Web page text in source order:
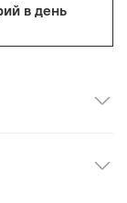
в день